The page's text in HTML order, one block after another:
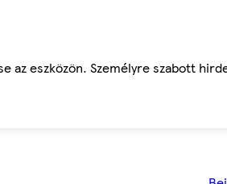
az eszközön. Személyre szabott